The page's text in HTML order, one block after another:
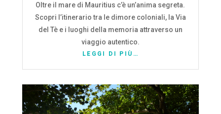
Oltre il mare di Mauritius c’è un’anima segreta.
Scopri l’itinerario tra le dimore coloniali, la Via
del Tè e i luoghi della memoria attraverso un
viaggio autentico.
LEGGI DI PIÙ…